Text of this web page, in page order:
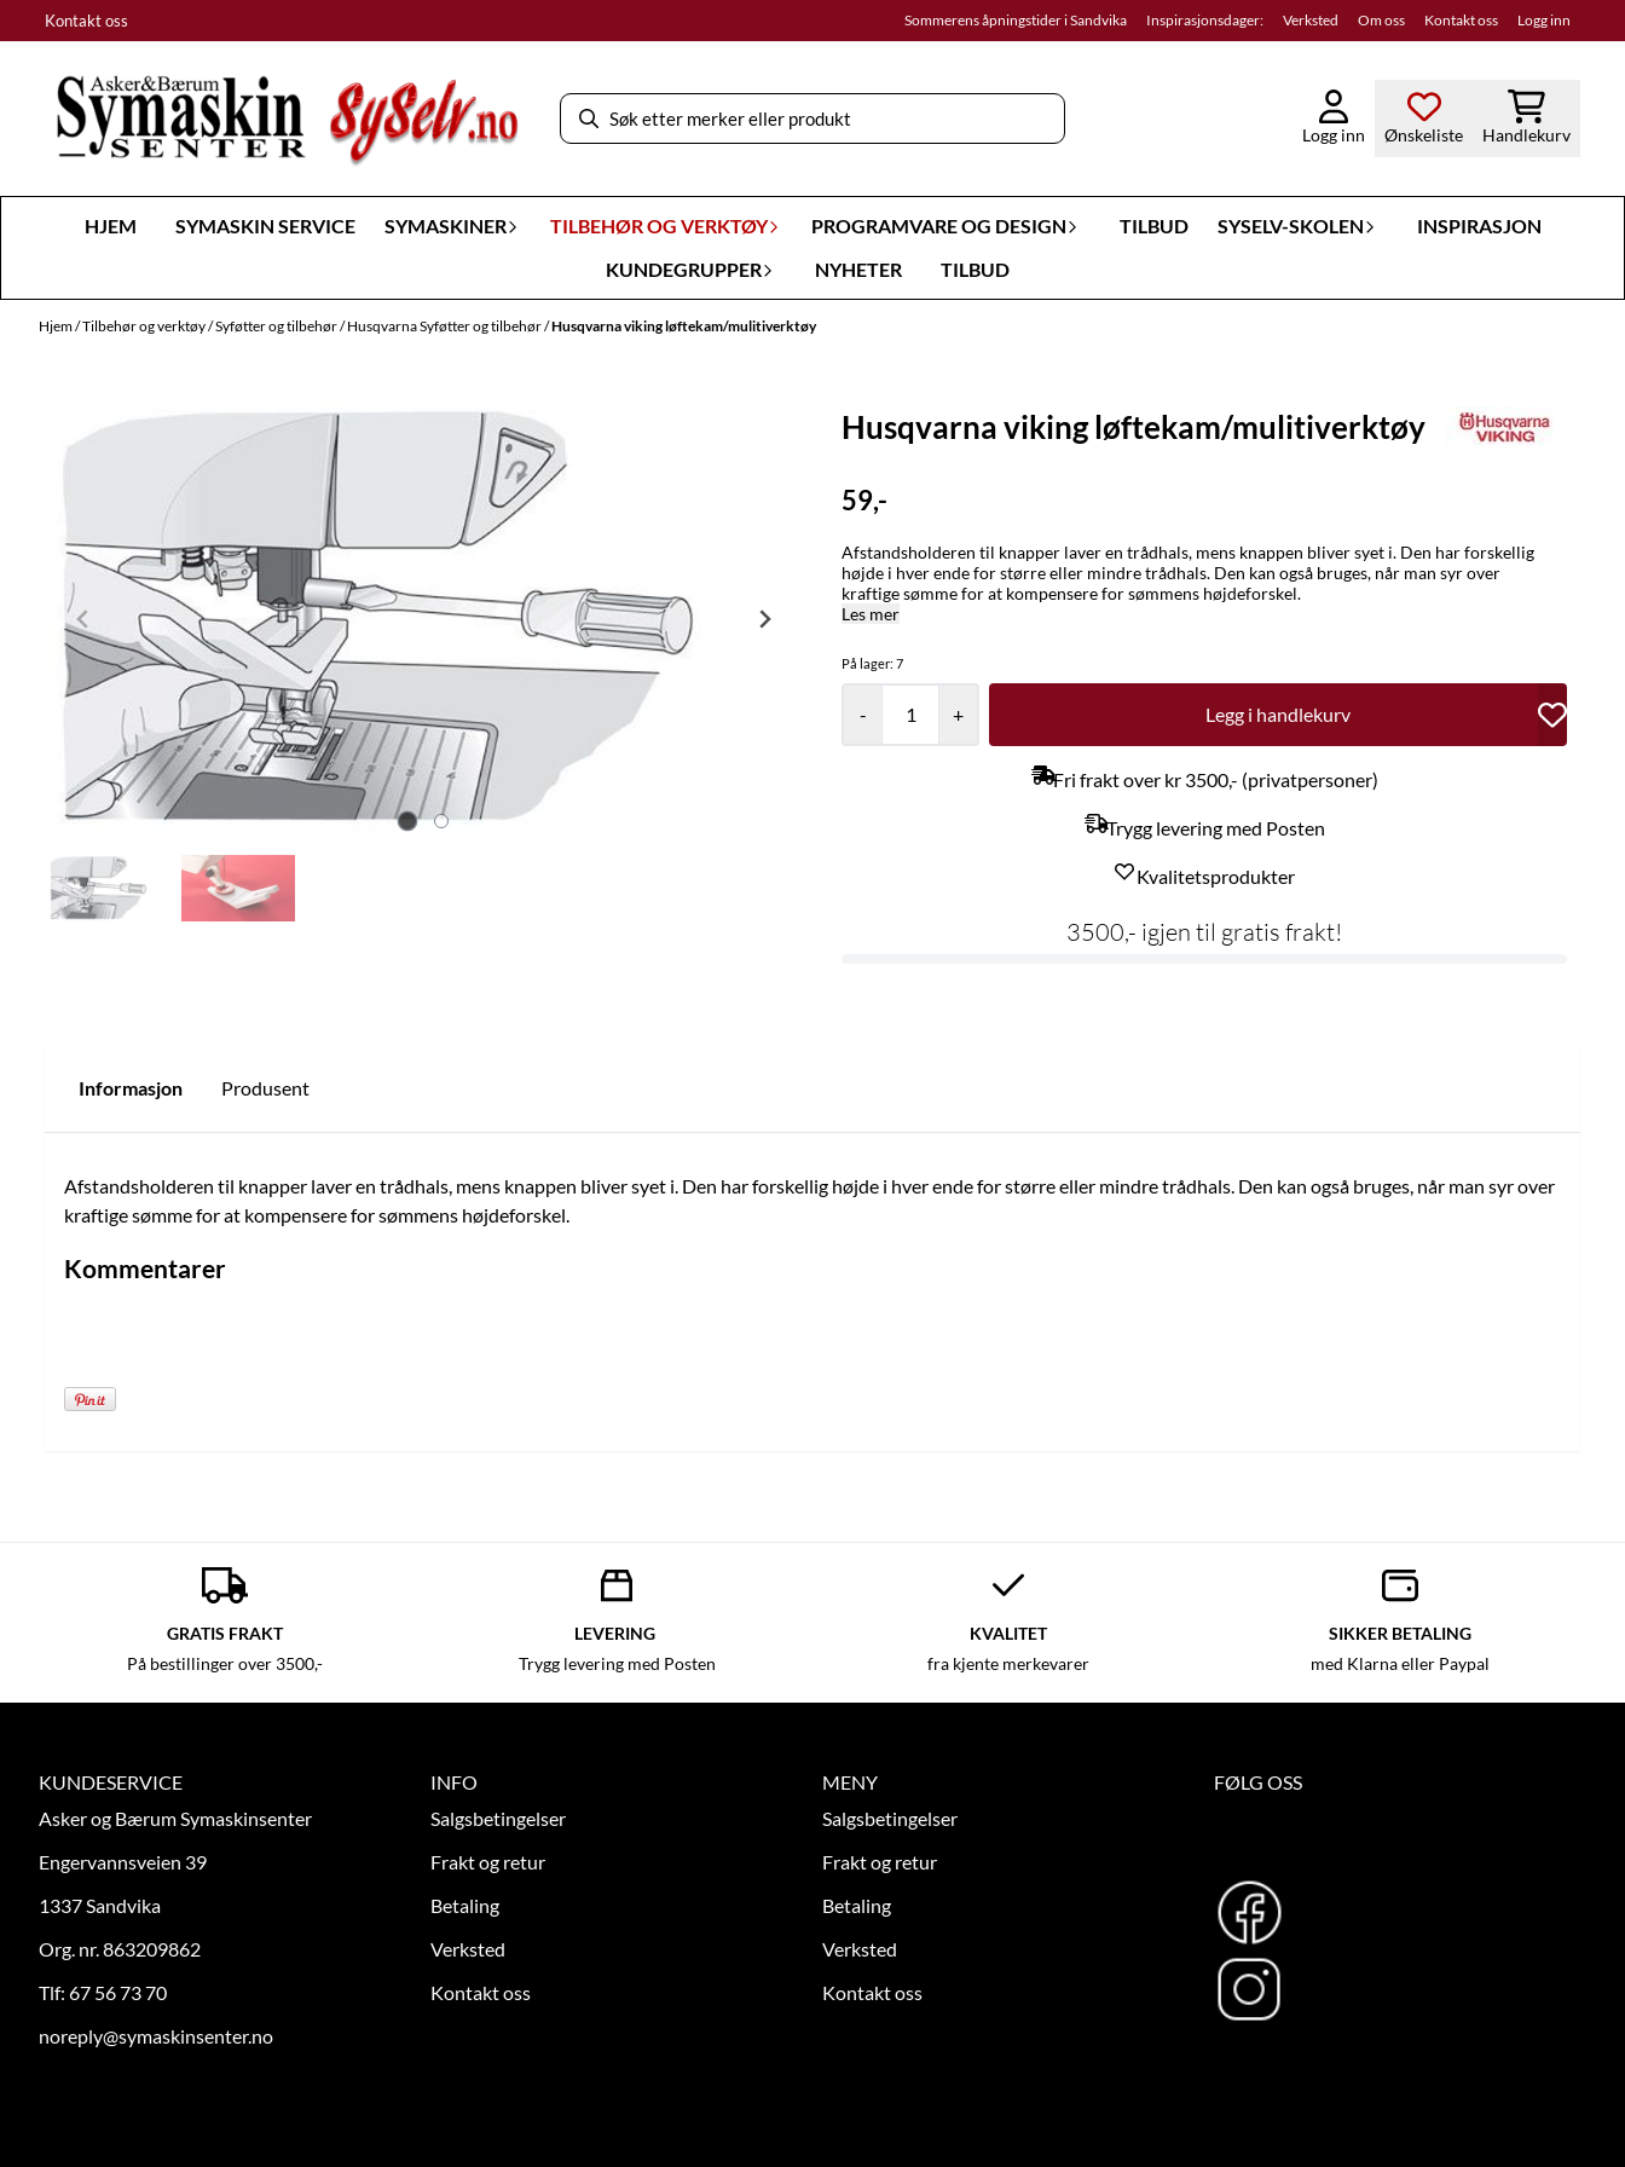
Hopp til innhold
Kontakt oss Sommerens åpningstider i Sandvika Inspirasjonsdager: Verksted Om oss Kontakt oss Logg inn
Logg inn Ønskeliste Handlekurv
HJEM SYMASKIN SERVICE SYMASKINER TILBEHØR OG VERKTØY PROGRAMVARE OG DESIGN TILBUD SYSELV-SKOLEN
INSPIRASJON
KUNDEGRUPPER
NYHETER TILBUD
Hjem/Tilbehør og verktøy/Syføtter og tilbehør/Husqvarna Syføtter og tilbehør/Husqvarna viking løftekam/mulitiverktøy
Husqvarna viking løftekam/mulitiverktøy
59,-
Afstandsholderen til knapper laver en trådhals, mens knappen bliver syet i. Den har forskellig
højde i hver ende for større eller mindre trådhals. Den kan også bruges, når man syr over
kraftige sømme for at kompensere for sømmens højdeforskel.
Les mer
På lager: 7
- + Legg i handlekurv
Fri frakt over kr 3500,- (privatpersoner)
Trygg levering med Posten
Kvalitetsprodukter
3500,- igjen til gratis frakt!
Informasjon Produsent
Afstandsholderen til knapper laver en trådhals, mens knappen bliver syet i. Den har forskellig højde i hver ende for større eller mindre trådhals. Den kan også bruges, når man syr over
kraftige sømme for at kompensere for sømmens højdeforskel.
Kommentarer
GRATIS FRAKT
På bestillinger over 3500,-
LEVERING
Trygg levering med Posten
KVALITET
fra kjente merkevarer
SIKKER BETALING
med Klarna eller Paypal
KUNDESERVICE
Asker og Bærum Symaskinsenter
Engervannsveien 39
1337 Sandvika
Org. nr. 863209862
Tlf: 67 56 73 70
noreply@symaskinsenter.no
INFO
Salgsbetingelser
Frakt og retur
Betaling
Verksted
Kontakt oss
MENY
Salgsbetingelser
Frakt og retur
Betaling
Verksted
Kontakt oss
FØLG OSS